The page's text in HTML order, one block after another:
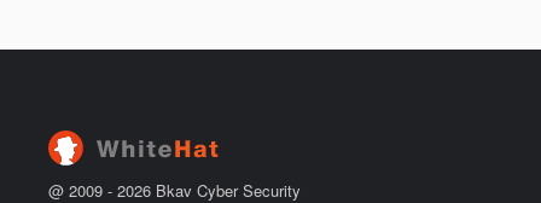
@ 2009 - 2026 Bkav Cyber Security